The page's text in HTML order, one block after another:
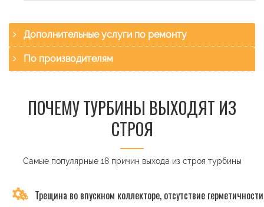
Дополнительные услуги по ремонту
По производителям
ПОЧЕМУ ТУРБИНЫ ВЫХОДЯТ ИЗ
СТРОЯ
Самые популярные 18 причин выхода из строя турбины
Трещина во впускном коллекторе, отсутствие герметичности